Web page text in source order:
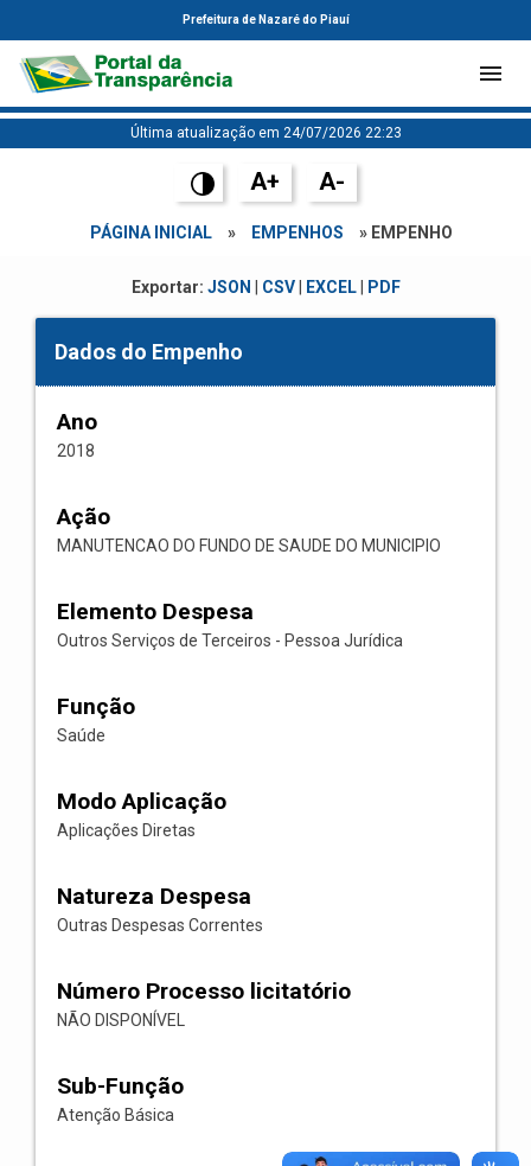
Prefeitura de Nazaré do Piauí
Última atualização em 24/07/2026 22:23
A+ A-
PÁGINA INICIAL » EMPENHOS » EMPENHO
Exportar: JSON CSV| EXCEL| PDF
Dados do Empenho
Ano
2018
Ação
MANUTENCAO DO FUNDO DE SAUDE DO MUNICIPIO
Elemento Despesa
Outros Serviços de Terceiros - Pessoa Jurídica
Função
Saúde
Modo Aplicação
Aplicações Diretas
Natureza Despesa
Outras Despesas Correntes
Número Processo licitatório
NÃO DISPONÍVEL
Sub-Função
Atenção Básica